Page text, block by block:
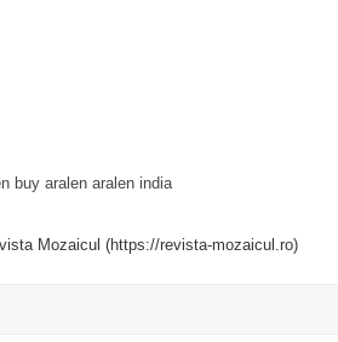
buy aralen aralen india
Mozaicul (https://revista-mozaicul.ro)